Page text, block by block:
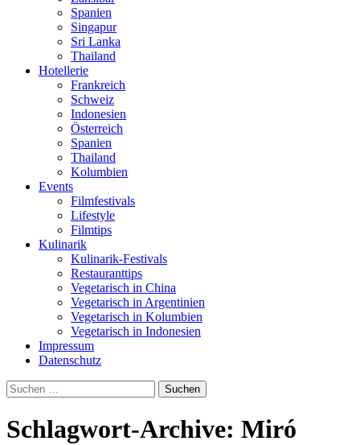
Spanien
Singapur
Sri Lanka
Thailand
Hotellerie
Frankreich
Schweiz
Indonesien
Österreich
Spanien
Thailand
Kolumbien
Events
Filmfestivals
Lifestyle
Filmtips
Kulinarik
Kulinarik-Festivals
Restauranttips
Vegetarisch in China
Vegetarisch in Argentinien
Vegetarisch in Kolumbien
Vegetarisch in Indonesien
Impressum
Datenschutz
Suchen
nach:
Schlagwort-Archive: Miró